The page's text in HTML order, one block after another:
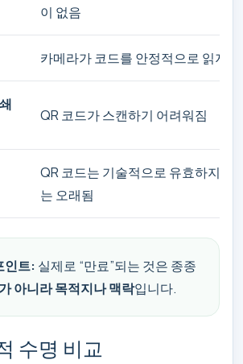
이 없음
카메라가 코드를 안정적으로 읽지
QR 코드가 스캔하기 어려워짐
QR 코드는 기술적으로 유효하지만
는 오래됨
인트: 실제로 “만료”되는 것은 종종
아니라 목적지나 맥락입니다.
수명 비교